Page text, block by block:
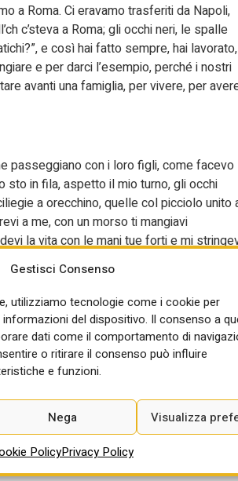
Gestisci Consenso
utilizziamo tecnologie come i cookie per
del dispositivo. Il consenso a
dati come il comportamento di
o ritirare il consenso può influire
e funzioni.
Nega Visualizza
PolicyPrivacy Policy
a Roma. Ci eravamo trasferiti da Napoli,
c’steva a Roma; gli occhi neri, le spalle
e così hai fatto sempre, hai lavorato,
e per darci l’esempio, perché i nostri
avanti una famiglia, per vivere, per
passeggiano con i loro figli, come facevo
sto in fila, aspetto il mio turno, gli occhi
a orecchino, quelle col picciolo unito
a me, con un morso ti mangiavi
la vita con le mani tue forti e mi
allora tu ancora con la ciliegia in
insieme alla polpa rossa, appassionato
o mettiamoli a dormire”; e i bambini
non sapeva niente.
era il 30 giugno, le ciliegie rosse
l’hai data a Gino che aveva 5 anni, si
e lui l’ha mangiata stando in braccio a te,
no, perché un po’ non ti andava di
un gelato. Ma al lavoro non si può